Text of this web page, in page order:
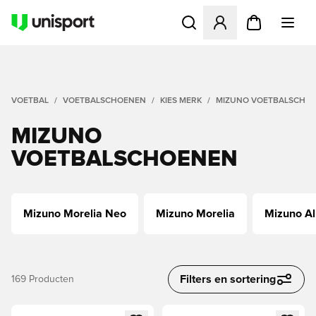
Opent een venster om in
VOETBAL VOETBALSCHOENEN KIES MERK MIZUNO
MIZUNO
VOETBALSCHOENEN
Mizuno Morelia Neo Mizuno Morelia Mizuno
169 Producten Filters en sortering